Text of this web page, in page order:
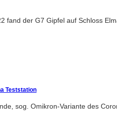
fand der G7 Gipfel auf Schloss
Teststation
sog. Omikron-Variante des